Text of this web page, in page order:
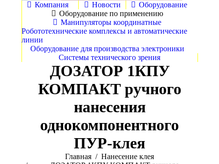
Компания Новости
Оборудование
Оборудование по применению
Манипуляторы координатные
Робототехнические комплексы и автоматические
линии
Оборудование для производства электроники
Системы технического зрения
ДОЗАТОР 1КПУ
КОМПАКТ ручного
нанесения
однокомпонентного
ПУР-клея
Главная
Нанесение клея